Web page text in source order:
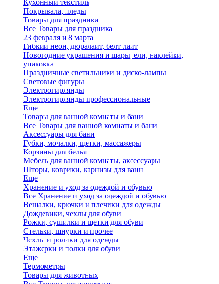
Кухонный текстиль
Покрывала, пледы
Товары для праздника
Все Товары для праздника
23 февраля и 8 марта
Гибкий неон, дюралайт, белт лайт
Новогодние украшения и шары, ели, наклейки,
упаковка
Праздничные светильники и диско-лампы
Световые фигуры
Электрогирлянды
Электрогирлянды профессиональные
Еще
Товары для ванной комнаты и бани
Все Товары для ванной комнаты и бани
Аксессуары для бани
Губки, мочалки, щетки, массажеры
Корзины для белья
Мебель для ванной комнаты, аксессуары
Шторы, коврики, карнизы для ванн
Еще
Хранение и уход за одеждой и обувью
Все Хранение и уход за одеждой и обувью
Вешалки, крючки и плечики для одежды
Дождевики, чехлы для обуви
Рожки, сушилки и щетки для обуви
Стельки, шнурки и прочее
Чехлы и ролики для одежды
Этажерки и полки для обуви
Еще
Термометры
Товары для животных